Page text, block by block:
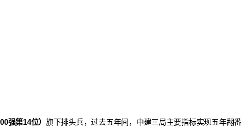
强第14位） 旗下排头兵，过去五年间，中建三局主要指标实现五年翻